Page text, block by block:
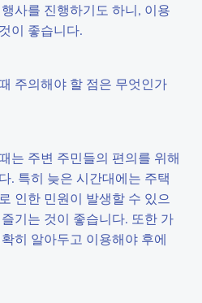
사를 진행하기도 하니, 이용
이 좋습니다.
주의해야 할 점은 무엇인가
는 주변 주민들의 편의를 위해
. 특히 늦은 시간대에는 주택
인한 민원이 발생할 수 있으
기는 것이 좋습니다. 또한 가
히 알아두고 이용해야 후에